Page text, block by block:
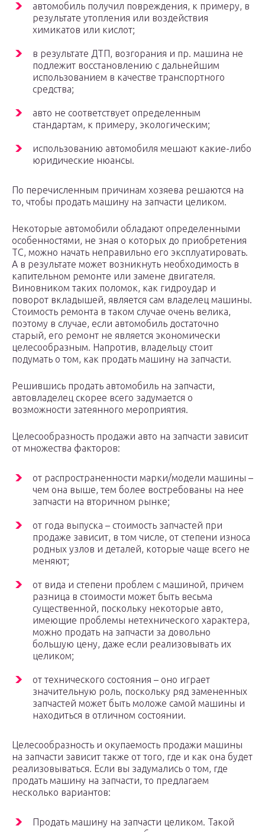
автомобиль получил повреждения, к примеру, в
результате утопления или воздействия
химикатов или кислот;
в результате ДТП, возгорания и пр. машина не
подлежит восстановлению с дальнейшим
использованием в качестве транспортного
средства;
авто не соответствует определенным
стандартам, к примеру, экологическим;
использованию автомобиля мешают какие-либо
юридические нюансы.
По перечисленным причинам хозяева решаются на
то, чтобы продать машину на запчасти целиком.
Некоторые автомобили обладают определенными
особенностями, не зная о которых до приобретения
ТС, можно начать неправильно его эксплуатировать.
А в результате может возникнуть необходимость в
капительном ремонте или замене двигателя.
Виновником таких поломок, как гидроудар и
поворот вкладышей, является сам владелец машины.
Стоимость ремонта в таком случае очень велика,
поэтому в случае, если автомобиль достаточно
старый, его ремонт не является экономически
целесообразным. Напротив, владельцу стоит
подумать о том, как продать машину на запчасти.
Решившись продать автомобиль на запчасти,
автовладелец скорее всего задумается о
возможности затеянного мероприятия.
Целесообразность продажи авто на запчасти зависит
от множества факторов:
от распространенности марки/модели машины –
чем она выше, тем более востребованы на нее
запчасти на вторичном рынке;
от года выпуска – стоимость запчастей при
продаже зависит, в том числе, от степени износа
родных узлов и деталей, которые чаще всего не
меняют;
от вида и степени проблем с машиной, причем
разница в стоимости может быть весьма
существенной, поскольку некоторые авто,
имеющие проблемы нетехнического характера,
можно продать на запчасти за довольно
большую цену, даже если реализовывать их
целиком;
от технического состояния – оно играет
значительную роль, поскольку ряд замененных
запчастей может быть моложе самой машины и
находиться в отличном состоянии.
Целесообразность и окупаемость продажи машины
на запчасти зависит также от того, где и как она будет
реализовываться. Если вы задумались о том, где
продать машину на запчасти, то предлагаем
несколько вариантов:
Продать машину на запчасти целиком. Такой